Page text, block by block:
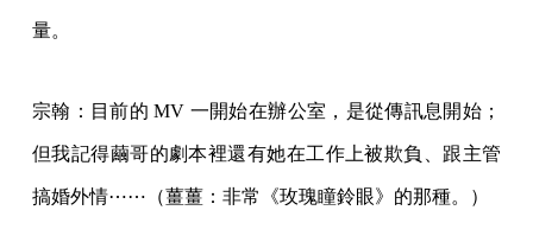
量。
宗翰：目前的 MV 一開始在辦公室，是從傳訊息開始；
但我記得繭哥的劇本裡還有她在工作上被欺負、跟主管
搞婚外情⋯⋯（薑薑：非常《玫瑰瞳鈴眼》的那種。）